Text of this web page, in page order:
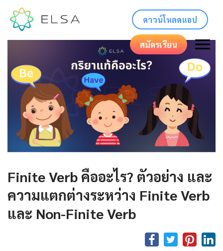
ดาวน์โหลดแอป
สมัครเรียน
Finite Verb คืออะไร? ตัวอย่าง และ
ความแตกต่างระหว่าง Finite Verb
และ Non-Finite Verb